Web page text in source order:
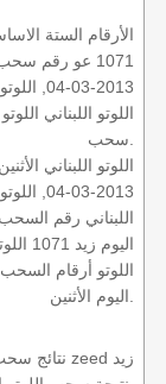
الأرقام الستة
اللوتو اللبناني
2013-